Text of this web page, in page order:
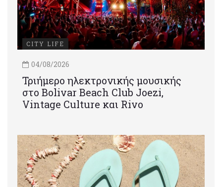
CITY LIFE
04/08/2026
Τριήμερο ηλεκτρονικής μουσικής
στο Bolivar Beach Club Joezi,
Vintage Culture και Rivo